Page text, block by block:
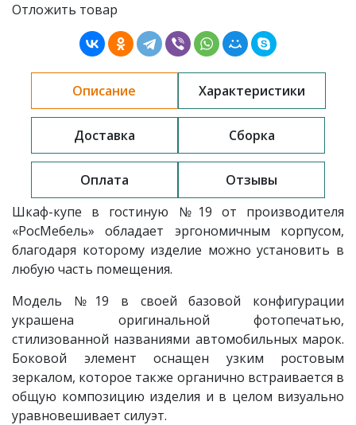
Отложить товар
Описание Характеристики
Доставка Сборка
Оплата
Отзывы
Шкаф-купе в гостиную №19 от производителя
«РосМебель»
обладает эргономичным корпусом,
благодаря которому изделие можно установить в
любую часть помещения.
Модель №19 в своей базовой конфигурации
украшена оригинальной фотопечатью,
стилизованной названиями автомобильных марок.
Боковой элемент оснащен узким ростовым
зеркалом, которое также органично встраивается в
общую композицию изделия и в целом визуально
уравновешивает силуэт.